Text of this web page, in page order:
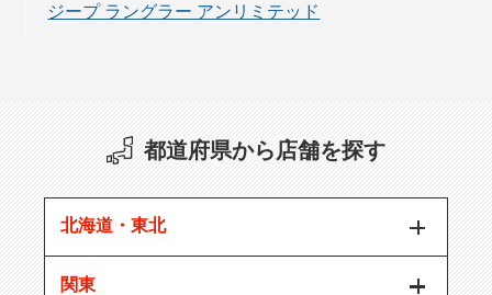
ジープ ラングラー アンリミテッド
都道府県から店舗を探す
北海道・東北
関東